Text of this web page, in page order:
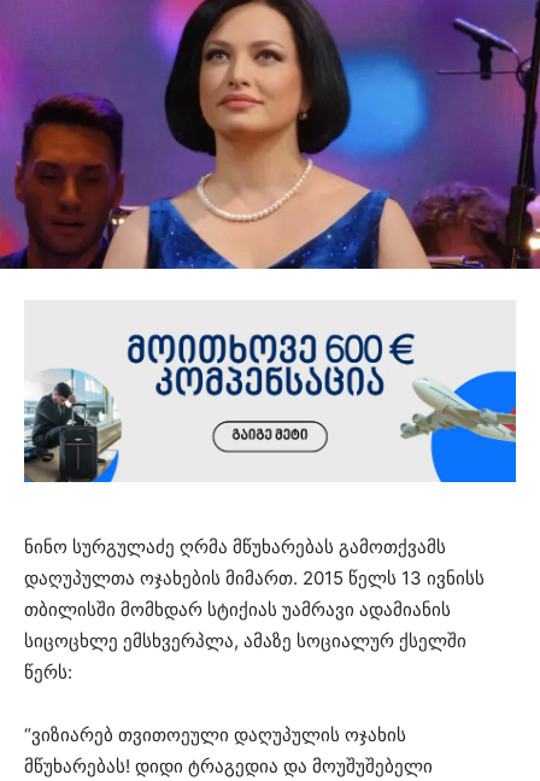
ნინო სურგულაძე ღრმა მწუხარებას გამოთქვამს
დაღუპულთა ოჯახების მიმართ. 2015 წელს 13 ივნისს
თბილისში მომხდარ სტიქიას უამრავი ადამიანის
სიცოცხლე ემსხვერპლა, ამაზე სოციალურ ქსელში
წერს:
“ვიზიარებ თვითოეული დაღუპულის ოჯახის
მწუხარებას! დიდი ტრაგედია და მოუშუშებელი